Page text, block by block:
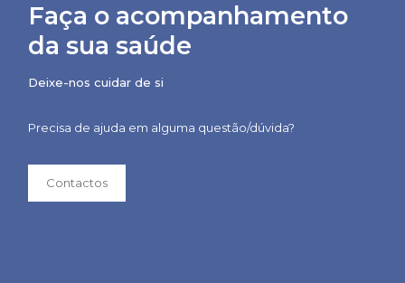
Faça o acompanhamento
da sua saúde
Deixe-nos cuidar de si
Precisa de ajuda em alguma questão/dúvida?
Contactos